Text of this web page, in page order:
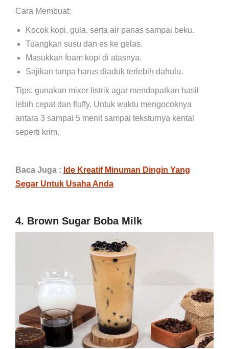
Cara Membuat:
Kocok kopi, gula, serta air panas sampai beku.
Tuangkan susu dan es ke gelas.
Masukkan foam kopi di atasnya.
Sajikan tanpa harus diaduk terlebih dahulu.
Tips: gunakan mixer listrik agar mendapatkan hasil
lebih cepat dan fluffy. Untuk waktu mengocoknya
antara 3 sampai 5 menit sampai teksturnya kental
seperti krim.
Baca Juga : Ide Kreatif Minuman Dingin Yang
Segar Untuk Usaha Anda
4. Brown Sugar Boba Milk